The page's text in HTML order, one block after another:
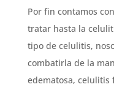
Por fin contamos
tratar hasta la
tipo de celulitis,
combatirla de la
edematosa, celulitis